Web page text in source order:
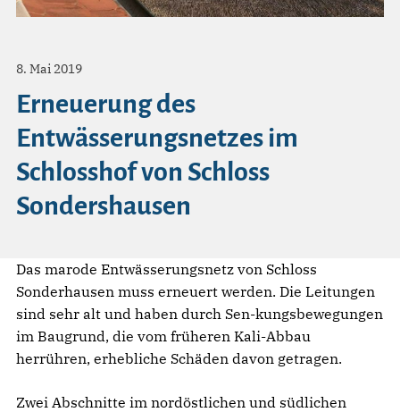
8. Mai 2019
Erneuerung des
Entwässerungsnetzes im
Schlosshof von Schloss
Sondershausen
Das marode Entwässerungsnetz von Schloss
Sonderhausen muss erneuert werden. Die Leitungen
sind sehr alt und haben durch Sen-kungsbewegungen
im Baugrund, die vom früheren Kali-Abbau
herrühren, erhebliche Schäden davon getragen.
Zwei Abschnitte im nordöstlichen und südlichen